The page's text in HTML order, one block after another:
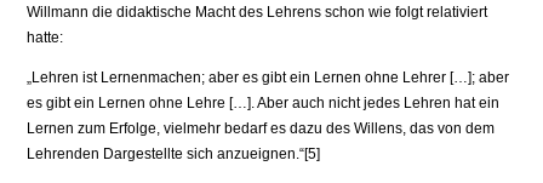
Willmann die didaktische Macht des Lehrens schon wie folgt relativiert
hatte:
„Lehren ist Lernenmachen; aber es gibt ein Lernen ohne Lehrer […]; aber
es gibt ein Ler­nen ohne Lehre […]. Aber auch nicht jedes Lehren hat ein
Lernen zum Erfolge, vielmehr bedarf es dazu des Willens, das von dem
Lehrenden Dargestellte sich anzueignen.“[5]